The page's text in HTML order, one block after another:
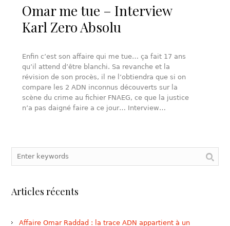
Omar me tue – Interview
Karl Zero Absolu
Enfin c’est son affaire qui me tue… ça fait 17 ans
qu’il attend d’être blanchi. Sa revanche et la
révision de son procès, il ne l’obtiendra que si on
compare les 2 ADN inconnus découverts sur la
scène du crime au fichier FNAEG, ce que la justice
n’a pas daigné faire a ce jour… Interview…
Articles récents
Affaire Omar Raddad : la trace ADN appartient à un